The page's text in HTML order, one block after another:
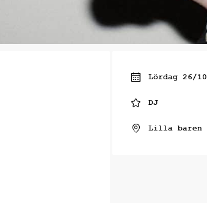
Lördag 26/10
DJ
Lilla baren